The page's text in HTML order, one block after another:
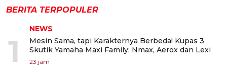
BERITA TERPOPULER
1
NEWS
Mesin Sama, tapi Karakternya Berbeda! Kupas 3
Skutik Yamaha Maxi Family: Nmax, Aerox dan Lexi
23 jam